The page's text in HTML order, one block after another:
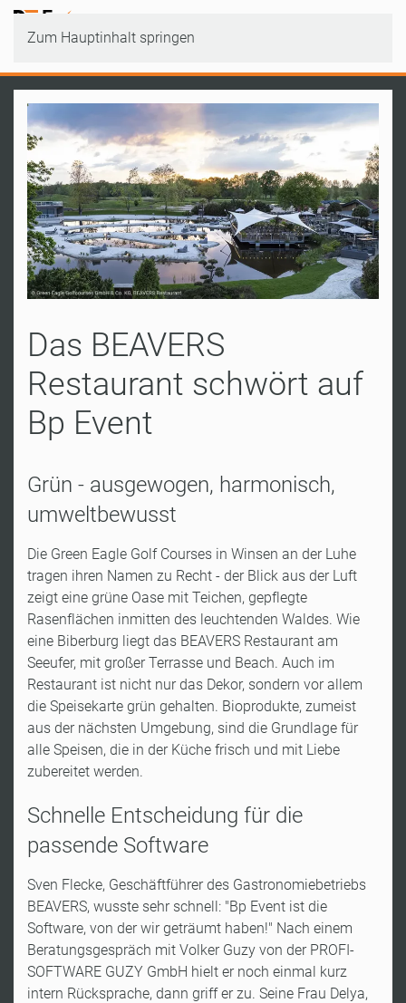
Zum Hauptinhalt springen
Das BEAVERS
Restaurant schwört auf
Bp Event
Grün - ausgewogen, harmonisch,
umweltbewusst
Die Green Eagle Golf Courses in Winsen an der Luhe
tragen ihren Namen zu Recht - der Blick aus der Luft
zeigt eine grüne Oase mit Teichen, gepflegte
Rasenflächen inmitten des leuchtenden Waldes. Wie
eine Biberburg liegt das BEAVERS Restaurant am
Seeufer, mit großer Terrasse und Beach. Auch im
Restaurant ist nicht nur das Dekor, sondern vor allem
die Speisekarte grün gehalten. Bioprodukte, zumeist
aus der nächsten Umgebung, sind die Grundlage für
alle Speisen, die in der Küche frisch und mit Liebe
zubereitet werden.
Schnelle Entscheidung für die
passende Software
Sven Flecke, Geschäftführer des Gastronomiebetriebs
BEAVERS, wusste sehr schnell: "Bp Event ist die
Software, von der wir geträumt haben!" Nach einem
Beratungsgespräch mit Volker Guzy von der PROFI-
SOFTWARE GUZY GmbH hielt er noch einmal kurz
intern Rücksprache, dann griff er zu. Seine Frau Delya,